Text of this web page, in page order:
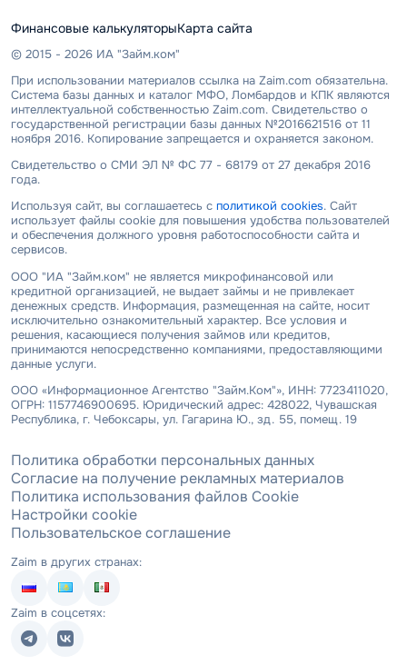
Финансовые калькуляторыКарта сайта
© 2015 - 2026 ИА "Займ.ком"
При использовании материалов ссылка на Zaim.com обязательна.
Система базы данных и каталог МФО, Ломбардов и КПК являются
интеллектуальной собственностью Zaim.com. Свидетельство о
государственной регистрации базы данных №2016621516 от 11
ноября 2016. Копирование запрещается и охраняется законом.
Свидетельство о СМИ ЭЛ № ФС 77 - 68179 от 27 декабря 2016
года.
Используя сайт, вы соглашаетесь с политикой cookies. Сайт
использует файлы cookie для повышения удобства пользователей
и обеспечения должного уровня работоспособности сайта и
сервисов.
ООО "ИА "Займ.ком" не является микрофинансовой или
кредитной организацией, не выдает займы и не привлекает
денежных средств. Информация, размещенная на сайте, носит
исключительно ознакомительный характер. Все условия и
решения, касающиеся получения займов или кредитов,
принимаются непосредственно компаниями, предоставляющими
данные услуги.
ООО «Информационное Агентство "Займ.Ком"», ИНН: 7723411020,
ОГРН: 1157746900695. Юридический адрес: 428022, Чувашская
Республика, г. Чебоксары, ул. Гагарина Ю., зд. 55, помещ. 19
Политика обработки персональных данных
Согласие на получение рекламных материалов
Политика использования файлов Cookie
Настройки cookie
Пользовательское соглашение
Zaim в других странах:
Zaim в соцсетях: